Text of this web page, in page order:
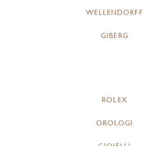
WELLENDORFF
GIBERG
ROLEX
OROLOGI